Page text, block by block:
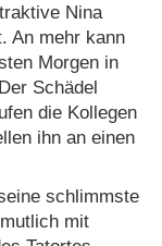
Nina
An mehr kann
Morgen in
Schädel
die Kollegen
ihn an einen
schlimmste
mit